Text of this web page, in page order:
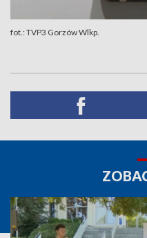
fot.: TVP3 Gorzów Wlkp.